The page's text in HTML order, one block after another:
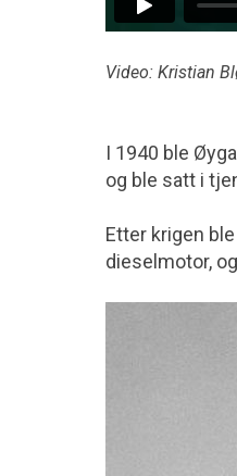
Video: Kristian
I 1940 ble
og ble satt i
Etter krigen
dieselmotor,